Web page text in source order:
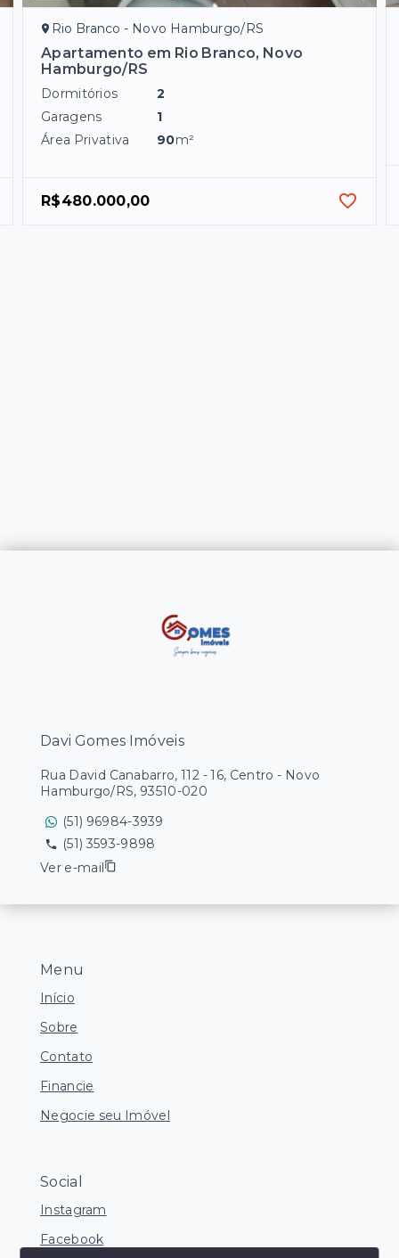
Rio Branco - Novo Hamburgo/RS
Apartamento em Rio Branco, Novo
Hamburgo/RS
Dormitórios
2
Garagens
1
Área Privativa
90m²
R$480.000,00
Menu
Início
Sobre
Contato
Financie
Negocie seu Imóvel
Social
Instagram
Facebook
Davi Gomes Imóveis
Rua David Canabarro, 112 - 16, Centro - Novo
Hamburgo/RS, 93510-020
(51) 96984-3939
(51) 3593-9898
Ver e-mail